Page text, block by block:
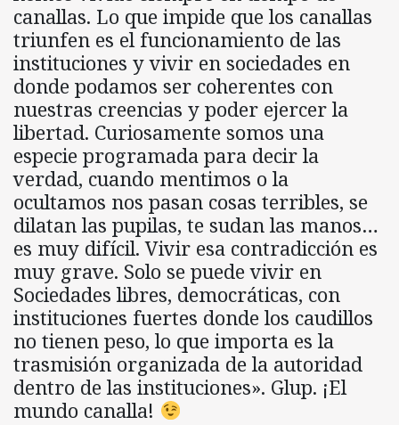
canallas. Lo que impide que los canallas
triunfen es el funcionamiento de las
instituciones y vivir en sociedades en
donde podamos ser coherentes con
nuestras creencias y poder ejercer la
libertad. Curiosamente somos una
especie programada para decir la
verdad, cuando mentimos o la
ocultamos nos pasan cosas terribles, se
dilatan las pupilas, te sudan las manos…
es muy difícil. Vivir esa contradicción es
muy grave. Solo se puede vivir en
Sociedades libres, democráticas, con
instituciones fuertes donde los caudillos
no tienen peso, lo que importa es la
trasmisión organizada de la autoridad
dentro de las instituciones». Glup. ¡El
mundo canalla!